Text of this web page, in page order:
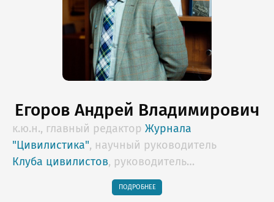
Егоров Андрей Владимирович
к.ю.н., главный редактор Журнала
"Цивилистика", научный руководитель
Клуба цивилистов, руководитель
образовательных программ Lextorium.com,
профессор НИУ "Высшая школа экономики",
ПОДРОБНЕЕ